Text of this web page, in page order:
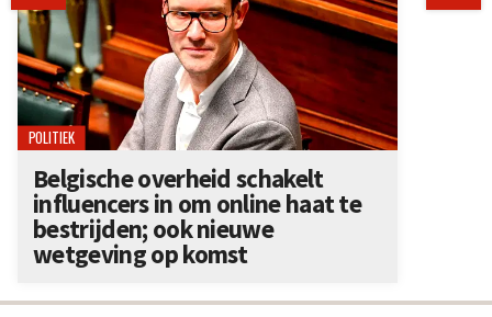
POLITIEK
Belgische overheid schakelt
influencers in om online haat te
bestrijden; ook nieuwe
wetgeving op komst